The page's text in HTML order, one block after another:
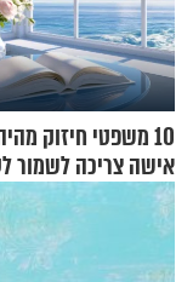
10 משפטי חיזוק
אישה צריכה לשמור